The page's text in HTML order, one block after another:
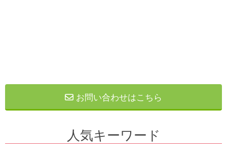
お問い合わせはこちら
人気キーワード